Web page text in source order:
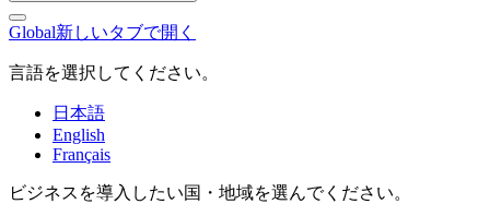
Global新しいタブで開く
言語を選択してください。
日本語
English
Français
ビジネスを導入したい国・地域を選んでください。